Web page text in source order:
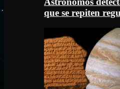
que se repiten